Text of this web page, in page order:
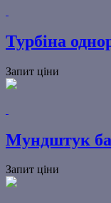
Турбіна
Запит ціни
Мундштук
Запит ціни